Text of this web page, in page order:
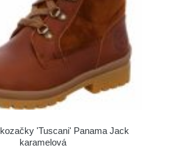
'Tuscani' Panama Jack
karamelová